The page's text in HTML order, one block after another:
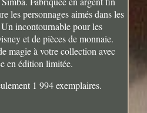
les personnages aimés dans les
incontournable pour les
et de pièces de monnaie.
magie à votre collection avec
en édition limitée.
1 994 exemplaires.